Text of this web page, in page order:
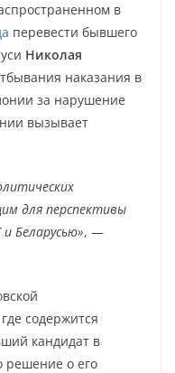
в
перевести бывшего
Николая
наказания в
за нарушение
вызывает
для перспективы
Беларусью», —
содержится
кандидат в
решение о его